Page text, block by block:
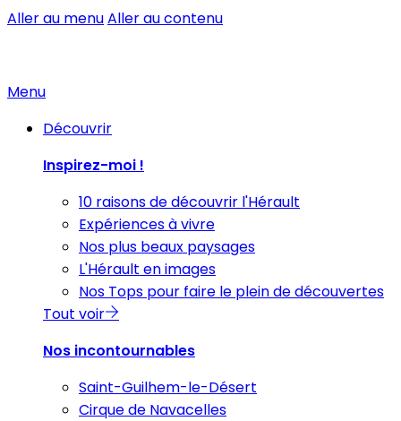
Aller au menuAller au contenu
Menu
Découvrir
Inspirez-moi !
10 raisons de découvrir l'Hérault
Expériences à vivre
Nos plus beaux paysages
L'Hérault en images
Nos Tops pour faire le plein de découvertes
Tout voir
Nos incontournables
Saint-Guilhem-le-Désert
Cirque de Navacelles